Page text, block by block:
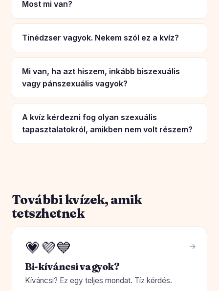
Most mi van?
Tinédzser vagyok. Nekem szól ez a kvíz?
Mi van, ha azt hiszem, inkább biszexuális
vagy pánszexuális vagyok?
A kvíz kérdezni fog olyan szexuális
tapasztalatokról, amikben nem volt részem?
További kvízek, amik
tetszhetnek
💗💜💙
Bi-kíváncsi vagyok?
Kíváncsi? Ez egy teljes mondat. Tíz kérdés.